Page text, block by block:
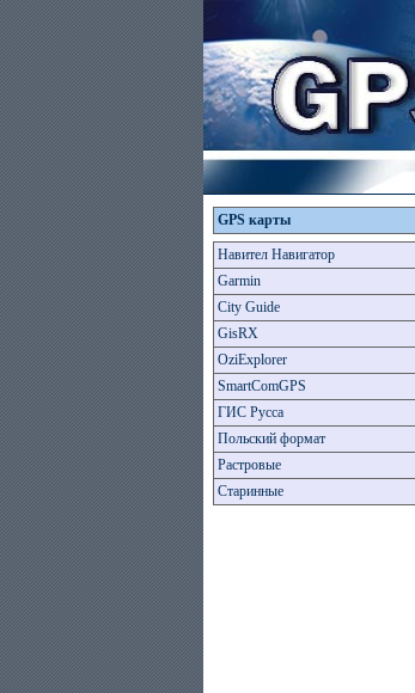
GPS карты
Навител Навигатор
Garmin
City Guide
GisRX
OziExplorer
SmartComGPS
ГИС Русса
Польский формат
Растровые
Старинные